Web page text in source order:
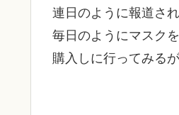
連日のように報道さ
毎日のようにマスク
購入しに行ってみる